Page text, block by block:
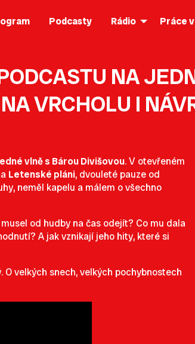
Podcasty Rádio Práce
NA
VRCHOLU I
vlně s Bárou Divišovou. V otevřeném
Letenské pláni, dvouleté pauze od
neměl kapelu a málem o všechno
od hudby na čas odejít? Co mu dala
A jak vznikají jeho hity, které si
velkých snech, velkých pochybnostech